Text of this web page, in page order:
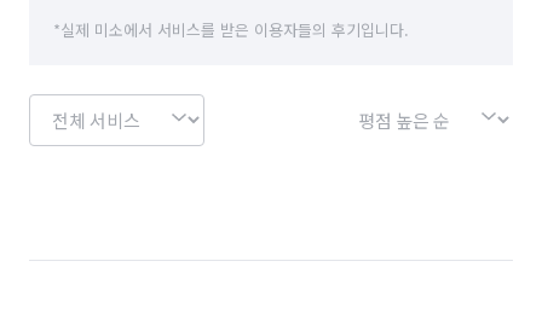
*실제 미소에서 서비스를 받은 이용자들의 후기입니다.